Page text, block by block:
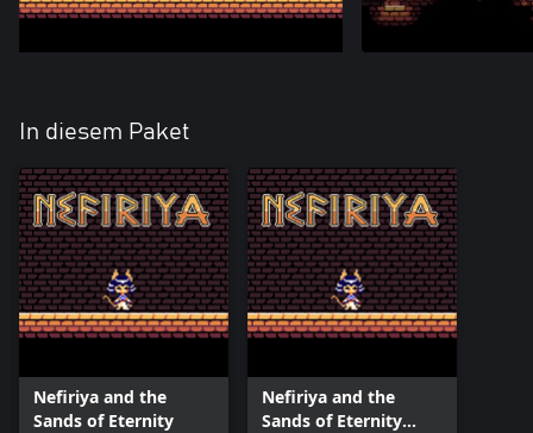
In diesem Paket
Nefiriya and the
Sands of Eternity
Nefiriya and the
Sands of Eternity